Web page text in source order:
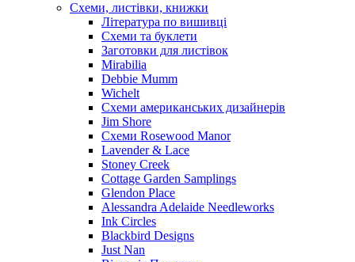
Схеми, листівки, книжки
Література по вишивці
Схеми та буклети
Заготовки для листівок
Mirabilia
Debbie Mumm
Wichelt
Схеми американських дизайнерів
Jim Shore
Cхеми Rosewood Manor
Lavender & Lace
Stoney Creek
Cottage Garden Samplings
Glendon Place
Alessandra Adelaide Needleworks
Ink Circles
Blackbird Designs
Just Nan